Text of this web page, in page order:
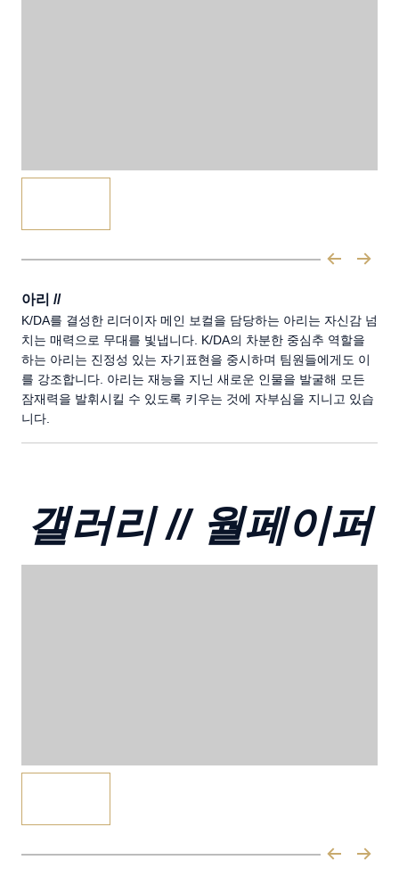
아리 //
K/DA를 결성한 리더이자 메인 보컬을 담당하는 아리는 자신감 넘
치는 매력으로 무대를 빛냅니다. K/DA의 차분한 중심추 역할을
하는 아리는 진정성 있는 자기표현을 중시하며 팀원들에게도 이
를 강조합니다. 아리는 재능을 지닌 새로운 인물을 발굴해 모든
잠재력을 발휘시킬 수 있도록 키우는 것에 자부심을 지니고 있습
니다.
갤러리 // 월페이퍼